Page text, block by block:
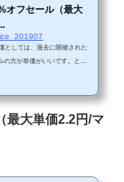
オフセール（最大
としては、過去に開催された
の方が単価がいいです。とな
#/ja-JP マイル
ナスセールや85%ボーナスセ
最大単価2.2円/マ